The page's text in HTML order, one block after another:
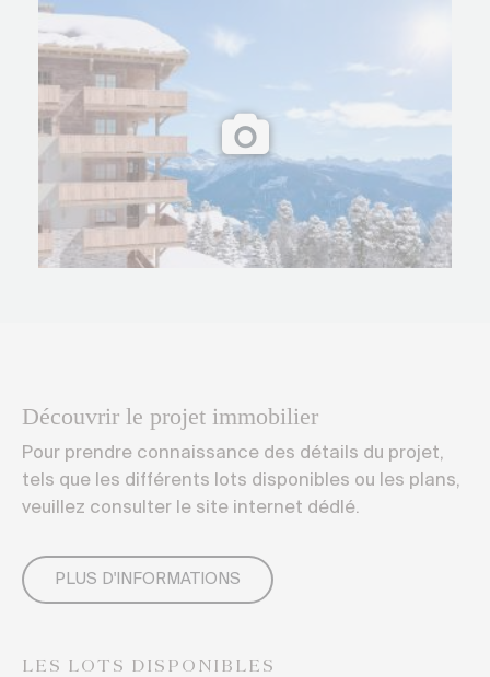
Découvrir le projet immobilier
Pour prendre connaissance des détails du projet,
tels que les différents lots disponibles ou les plans,
veuillez consulter le site internet dédlé.
PLUS D'INFORMATIONS
LES LOTS DISPONIBLES